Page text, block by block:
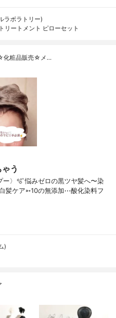
ラボラトリー)
リートメント ピローセット
化粧品販売☆メ…
う
⁡⁡🫧 ͛悩みゼロの黒ツヤ髪へ〜染
髪ケア➳10の無添加⋯酸化染料フ
)